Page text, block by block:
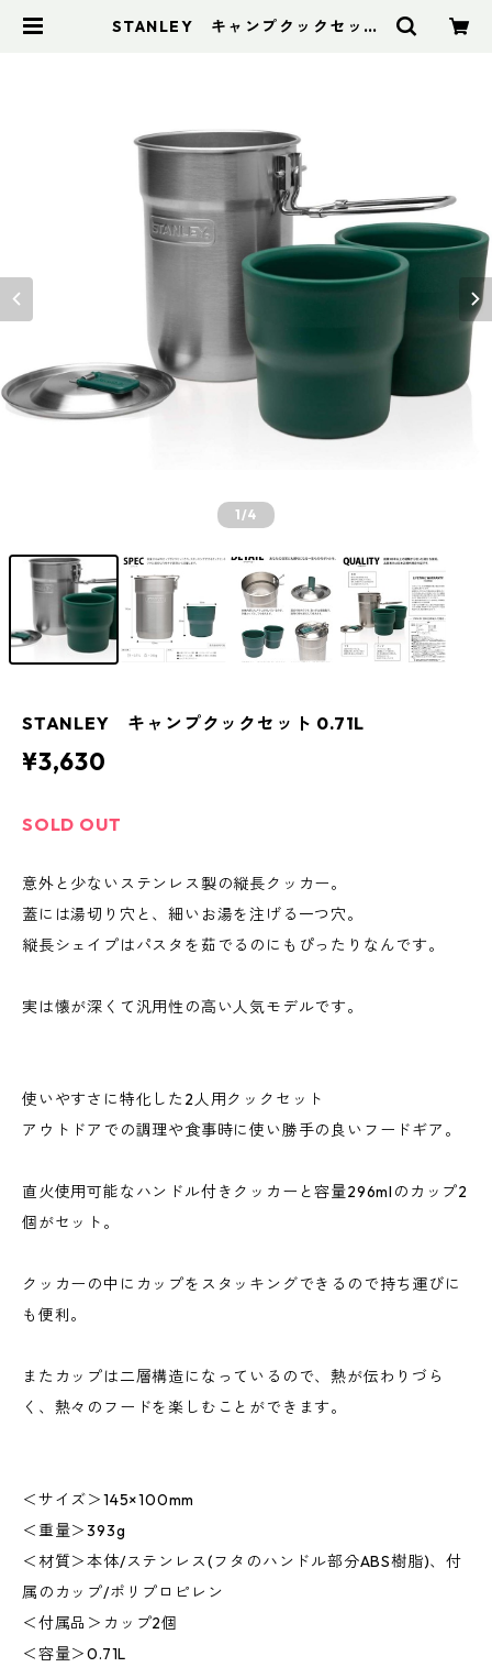
STANLEY キャンプクックセット
1/4
STANLEY キャンプクックセット 0.71L
¥3,630
SOLD OUT
意外と少ないステンレス製の縦長クッカー。
蓋には湯切り穴と、細いお湯を注げる一つ穴。
縦長シェイプはパスタを茹でるのにもぴったりなんです。
実は懐が深くて汎用性の高い人気モデルです。
使いやすさに特化した2人用クックセット
アウトドアでの調理や食事時に使い勝手の良いフードギア。
直火使用可能なハンドル付きクッカーと容量296mlのカップ2
個がセット。
クッカーの中にカップをスタッキングできるので持ち運びに
も便利。
またカップは二層構造になっているので、熱が伝わりづら
く、熱々のフードを楽しむことができます。
＜サイズ＞145×100mm
＜重量＞393g
＜材質＞本体/ステンレス(フタのハンドル部分ABS樹脂)、付
属のカップ/ポリプロピレン
＜付属品＞カップ2個
＜容量＞0.71L